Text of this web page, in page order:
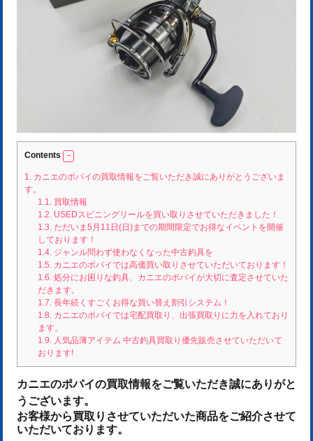
Contents
1. カニエのポパイの買取情報をご覧いただき誠にありがとうございま
す。
1.1.買取情報
1.2.USEDスピニングリールを買い取りさせていただきました！
1.3.ただいま5月11日(日)までの期間限定でお得なイベントを開催
しております！
1.4.ジャンル問わず使わなくなった中古釣具を
1.5.カニエのポパイでは高価買い取りさせていただいております！
1.6.処分にお困りな釣具、カニエのポパイが大切に査定させていた
だきます。
1.7.長年続くすごくお得な買い替え割引システム！
1.8.カニエのポパイでは宅配買取り、出張買取りに力を入れており
ます。
1.9.人気品薄アイテム 中古釣具買取り優先販売させていただいて
おります!
カニエのポパイの買取情報をご覧いただき誠にありがと
うございます。
お客様から買取りさせていただいた商品をご紹介させて
いただいております。